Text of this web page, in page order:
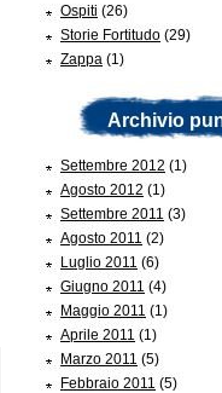
Ospiti (26)
Storie Fortitudo (29)
Zappa (1)
Archivio
Settembre 2012 (1)
Agosto 2012 (1)
Settembre 2011 (3)
Agosto 2011 (2)
Luglio 2011 (6)
Giugno 2011 (4)
Maggio 2011 (1)
Aprile 2011 (1)
Marzo 2011 (5)
Febbraio 2011 (5)